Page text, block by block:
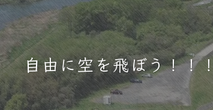
自由に空を飛ぼう！！！